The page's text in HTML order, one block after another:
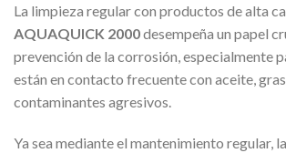
La limpieza regular con productos de alta
AQUAQUICK 2000desempeña un papel
prevención de la corrosión, especialmente
están en contacto frecuente con aceite,
contaminantes agresivos.
Ya sea mediante el mantenimiento regular,